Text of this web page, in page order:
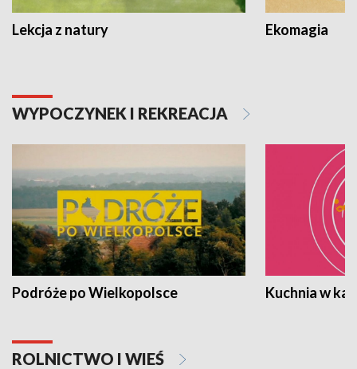
Lekcja z natury Ekomagia
WYPOCZYNEK I REKREACJA
Podróże po Wielkopolsce Kuchnia w
ROLNICTWO I WIEŚ